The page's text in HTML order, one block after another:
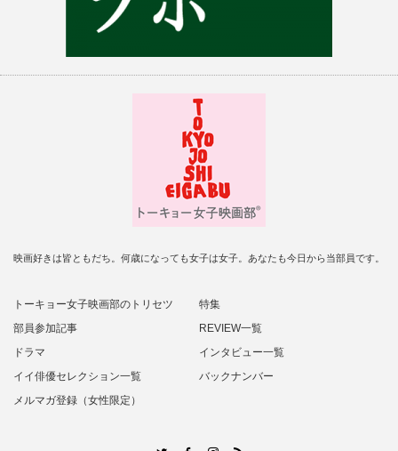
映画好きは皆ともだち。何歳になっても女子は女子。あなたも今日から当部員です。
トーキョー女子映画部のトリセツ
特集
部員参加記事
REVIEW一覧
ドラマ
インタビュー一覧
イイ俳優セレクション一覧
バックナンバー
メルマガ登録（女性限定）